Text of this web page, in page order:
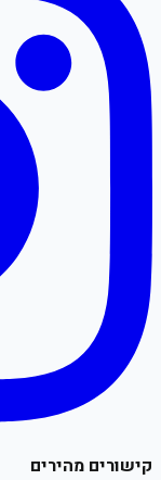
קישורים מהירים